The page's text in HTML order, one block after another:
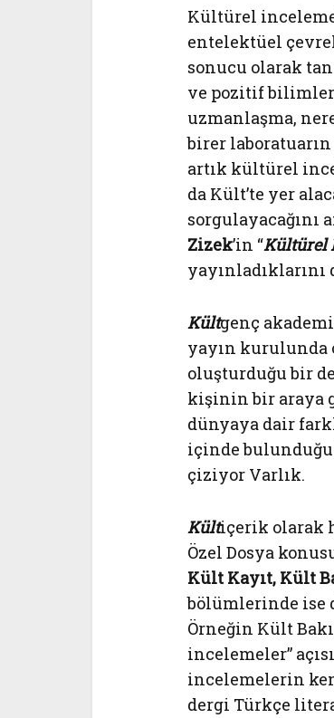
Kültürel
entelektüel
sonucu olarak
ve pozitif
uzmanlaşma,
birer
artık kültürel
da Kült’te yer
sorgulayacağını
Zizek’in “Kültürel
Kültgenç
yayın kurulunda
oluşturduğu bir
kişinin bir araya
dünyaya dair
içinde bulunduğu
çiziyor Varlık.
Kültiçerik olarak
Özel Dosya
Kült Kayıt, Kült
bölümlerinde ise
Örneğin Kült
incelemeler”
incelemelerin
dergi Türkçe